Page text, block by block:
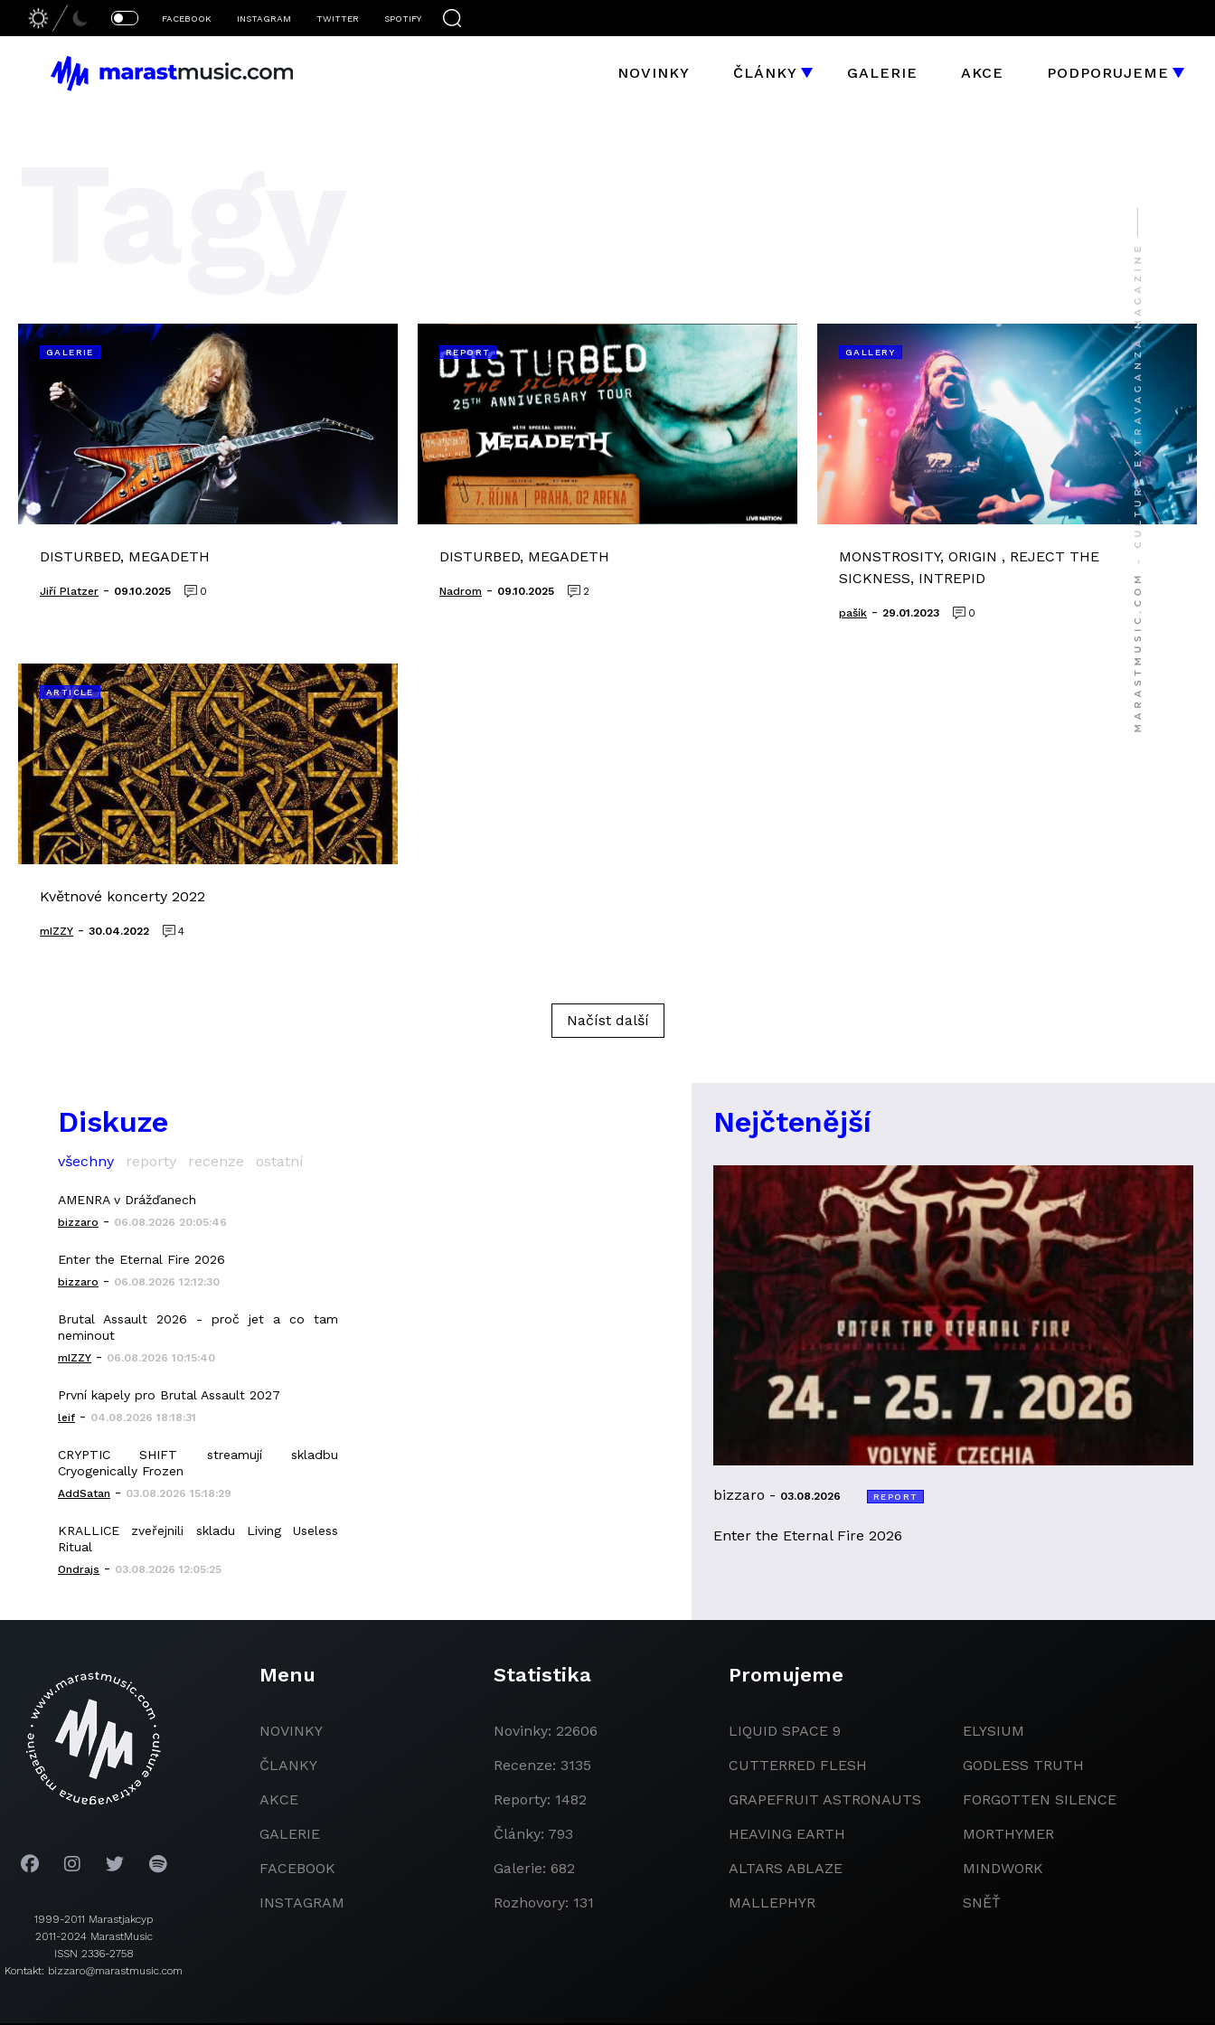
FACEBOOK INSTAGRAM TWITTER SPOTIFY
NOVINKY ČLÁNKY GALERIE AKCE PODPORUJEME
GALERIE
DISTURBED, MEGADETH
Jiří Platzer - 09.10.2025 0
REPORT
DISTURBED, MEGADETH
Nadrom - 09.10.2025 2
GALLERY
MONSTROSITY, ORIGIN , REJECT THE
SICKNESS, INTREPID
pašík - 29.01.2023 0
ARTICLE
Květnové koncerty 2022
mIZZY - 30.04.2022 4
Načíst další
Diskuze
všechny reporty recenze ostatní
AMENRA v Drážďanech
bizzaro - 06.08.2026 20:05:46
Enter the Eternal Fire 2026
bizzaro - 06.08.2026 12:12:30
Brutal Assault 2026 - proč jet a co tam
neminout
mIZZY - 06.08.2026 10:15:40
První kapely pro Brutal Assault 2027
leif - 04.08.2026 18:18:31
CRYPTIC SHIFT streamují skladbu
Cryogenically Frozen
AddSatan - 03.08.2026 15:18:29
KRALLICE zveřejnili skladu Living Useless
Ritual
Ondrajs - 03.08.2026 12:05:25
Nejčtenější
bizzaro - 03.08.2026 REPORT
Enter the Eternal Fire 2026
1999-2011 Marastjakcyp
2011-2024 MarastMusic
ISSN 2336-2758
Kontakt: bizzaro@marastmusic.com
Menu
NOVINKY
ČLANKY
AKCE
GALERIE
FACEBOOK
INSTAGRAM
Statistika
Novinky: 22606
Recenze: 3135
Reporty: 1482
Články: 793
Galerie: 682
Rozhovory: 131
Promujeme
LIQUID SPACE 9
CUTTERRED FLESH
GRAPEFRUIT ASTRONAUTS
HEAVING EARTH
ALTARS ABLAZE
MALLEPHYR
ELYSIUM
GODLESS TRUTH
FORGOTTEN SILENCE
MORTHYMER
MINDWORK
SNĚŤ